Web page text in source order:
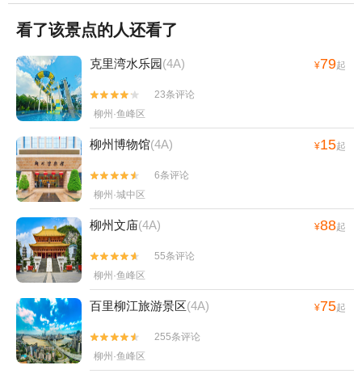
看了该景点的人还看了
克里湾水乐园(4A) ¥79起


23条评论
柳州·鱼峰区
柳州博物馆(4A) ¥15起


6条评论
柳州·城中区
柳州文庙(4A) ¥88起


55条评论
柳州·鱼峰区
百里柳江旅游景区(4A) ¥75起


255条评论
柳州·鱼峰区